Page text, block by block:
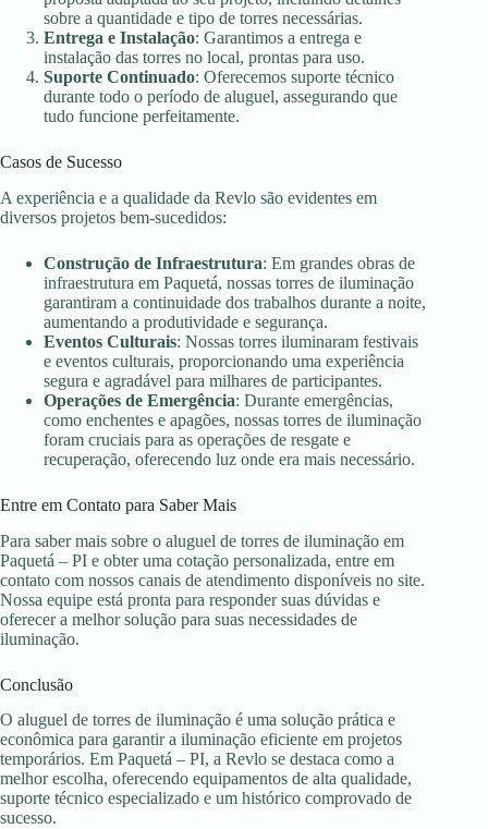
sobre a quantidade e tipo de torres necessárias.
Entrega e Instalação: Garantimos a entrega e
instalação das torres no local, prontas para uso.
Suporte Continuado: Oferecemos suporte técnico
durante todo o período de aluguel, assegurando que
tudo funcione perfeitamente.
Casos de Sucesso
A experiência e a qualidade da Revlo são evidentes em
diversos projetos bem-sucedidos:
Construção de Infraestrutura: Em grandes obras de
infraestrutura em Paquetá, nossas torres de iluminação
garantiram a continuidade dos trabalhos durante a noite,
aumentando a produtividade e segurança.
Eventos Culturais: Nossas torres iluminaram festivais
e eventos culturais, proporcionando uma experiência
segura e agradável para milhares de participantes.
Operações de Emergência: Durante emergências,
como enchentes e apagões, nossas torres de iluminação
foram cruciais para as operações de resgate e
recuperação, oferecendo luz onde era mais necessário.
Entre em Contato para Saber Mais
Para saber mais sobre o aluguel de torres de iluminação em
Paquetá – PI e obter uma cotação personalizada, entre em
contato com nossos canais de atendimento disponíveis no site.
Nossa equipe está pronta para responder suas dúvidas e
oferecer a melhor solução para suas necessidades de
iluminação.
Conclusão
O aluguel de torres de iluminação é uma solução prática e
econômica para garantir a iluminação eficiente em projetos
temporários. Em Paquetá – PI, a Revlo se destaca como a
melhor escolha, oferecendo equipamentos de alta qualidade,
suporte técnico especializado e um histórico comprovado de
sucesso.